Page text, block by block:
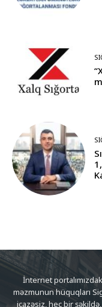
İnternet
məzmunun hüquqları
icazəsiz, heç bir